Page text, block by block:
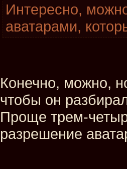
Интересно,
аватарами,
Конечно, можно,
чтобы он
Проще трем-
разрешение